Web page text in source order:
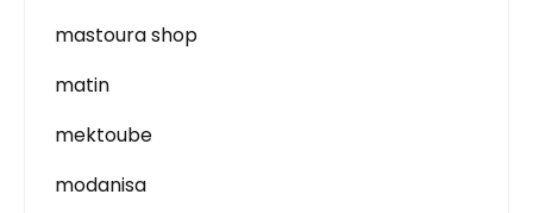
mastoura shop
matin
mektoube
modanisa